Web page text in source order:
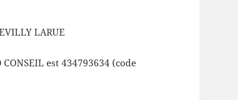
LARUE
CONSEIL est 434793634 (code